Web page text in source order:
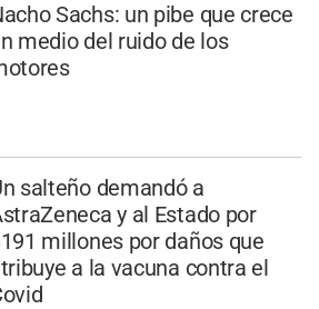
Sachs: un pibe que crece
medio del ruido de los
salteño demandó a
y al Estado por
millones por daños que
a la vacuna contra el